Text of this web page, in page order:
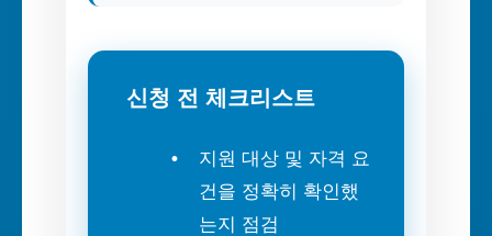
신청 전 체크리스트
지원 대상 및 자격 요
건을 정확히 확인했
는지 점검